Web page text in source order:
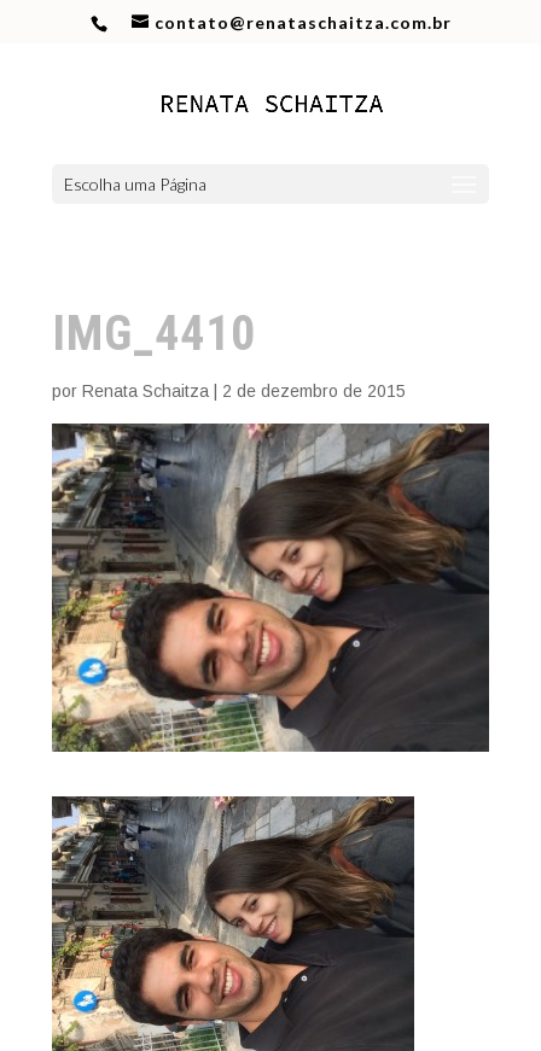
contato@renataschaitza.com.br
Escolha uma Página
IMG_4410
por Renata Schaitza| 2 de dezembro de 2015